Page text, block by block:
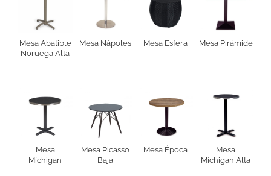
Mesa Abatible
Noruega Alta
Mesa Nápoles Mesa Esfera Mesa Pirámide
Mesa
Míchigan
Mesa Picasso
Baja
Mesa Época
Mesa
Míchigan Alta